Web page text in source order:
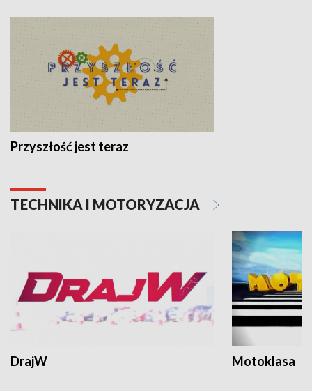
Przyszłość jest teraz
TECHNIKA I MOTORYZACJA
DrajW Motoklasa